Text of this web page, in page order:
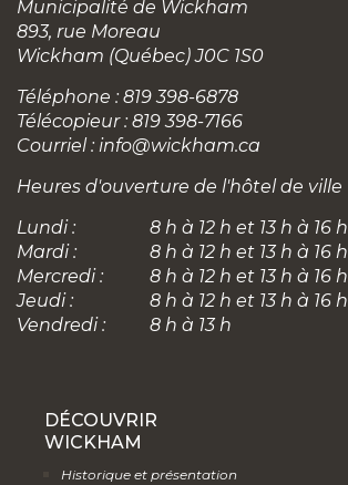
Municipalité de Wickham
893, rue Moreau
Wickham (Québec) J0C 1S0
Téléphone : 819 398-6878
Télécopieur : 819 398-7166
Courriel : info@wickham.ca
Heures d'ouverture de l'hôtel de ville
Lundi :
8 h à 12 h et 13 h à 16 h
Mardi :
8 h à 12 h et 13 h à 16 h
Mercredi :
8 h à 12 h et 13 h à 16 h
Jeudi :
8 h à 12 h et 13 h à 16 h
Vendredi :
8 h à 13 h
DÉCOUVRIR
WICKHAM
Historique et présentation